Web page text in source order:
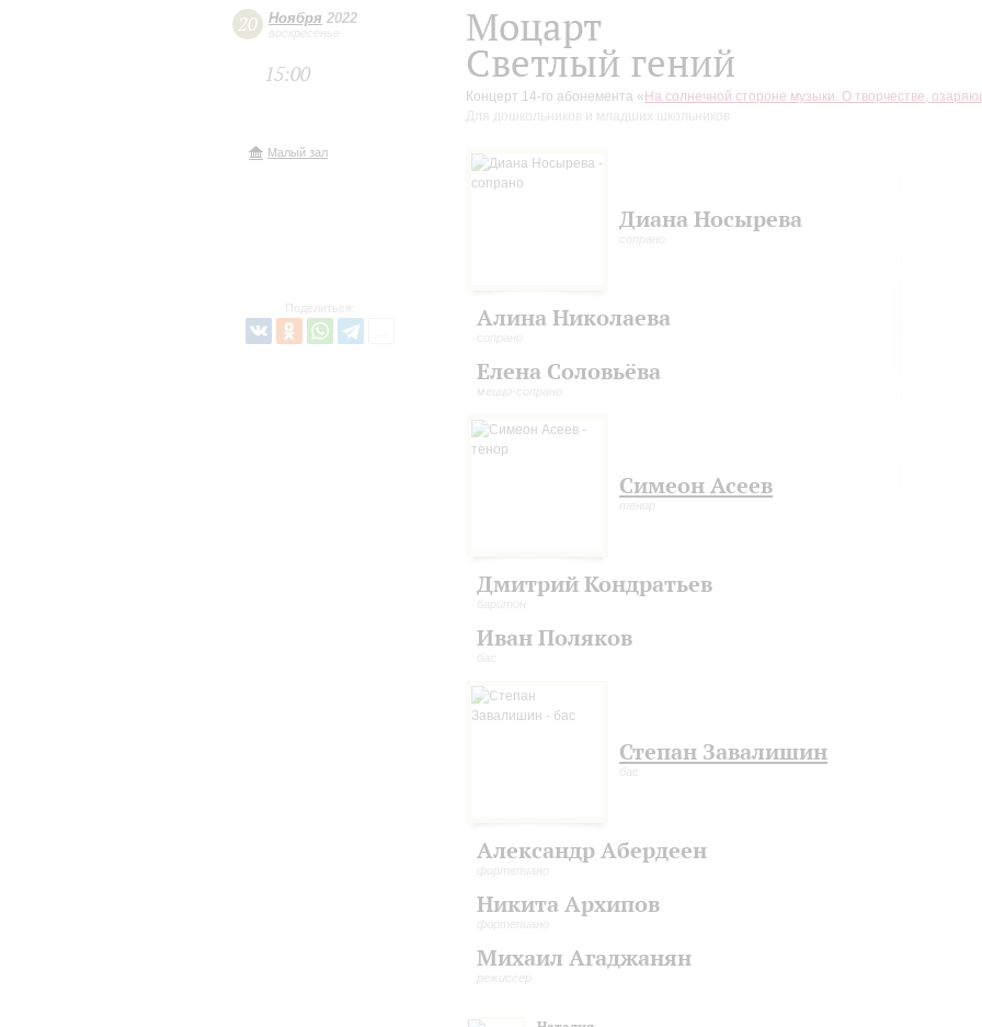
20 Ноября 2022
воскресенье
15:00
Малый зал
Поделиться:
Моцарт
Светлый гений
Концерт 14-го абонемента « На солнечной стороне музыки. О творчестве,
Для дошкольников и младших школьников
Диана Носырева
сопрано
Алина Николаева
сопрано
Елена Соловьёва
меццо-сопрано
Симеон Асеев
тенор
Дмитрий Кондратьев
баритон
Иван Поляков
бас
Степан Завалишин
бас
Александр Абердеен
фортепиано
Никита Архипов
фортепиано
Михаил Агаджанян
режиссер